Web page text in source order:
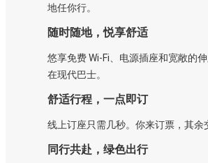
地任你行。
随时随地，悦享舒适
悠享免费 Wi-Fi、电源插座和宽敞的
在现代巴士。
舒适行程，一点即订
线上订座只需几秒。你来订票，其余
同行共赴，绿色出行